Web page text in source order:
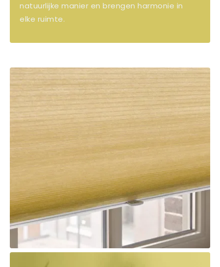
natuurlijke manier en brengen harmonie in
elke ruimte.